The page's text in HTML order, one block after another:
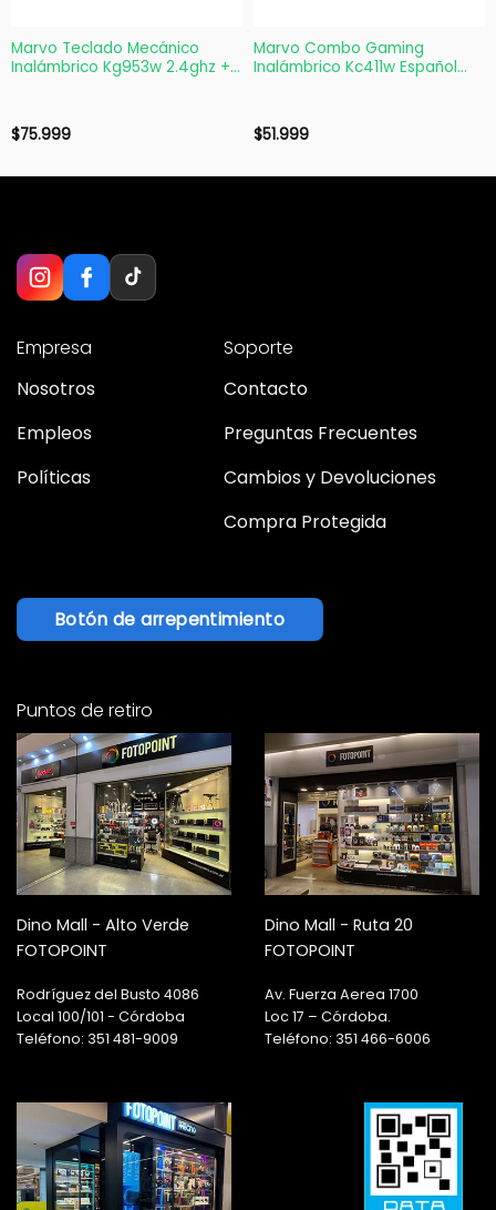
Marvo Teclado Mecánico
Inalámbrico Kg953w 2.4ghz +
$75.999
Marvo Combo Gaming
Inalámbrico Kc411w Español
$51.999
Empresa
Nosotros
Empleos
Políticas
Soporte
Contacto
Preguntas Frecuentes
Cambios y Devoluciones
Compra Protegida
Botón de arrepentimiento
Puntos de retiro
Dino Mall - Alto Verde
FOTOPOINT
Rodríguez del Busto 4086
Local 100/101 - Córdoba
Teléfono: 351 481-9009
Dino Mall - Ruta 20
FOTOPOINT
Av. Fuerza Aerea 1700
Loc 17 – Córdoba.
Teléfono: 351 466-6006